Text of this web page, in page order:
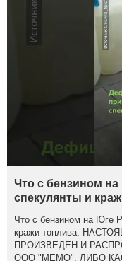
Что с бензином
спекулянты и
Что с бензином на Юге
кражи топлива.
ПРОИЗВЕДЕН И
ООО "МЕМО", ЛИБО